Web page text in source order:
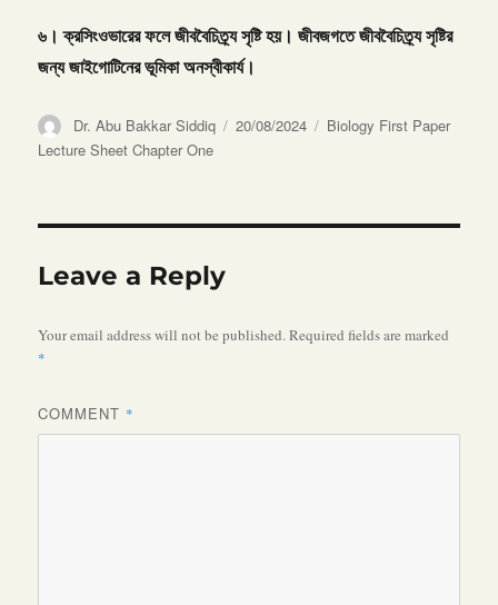
৬। ক্রসিংওভারেরফলেজীববৈচিত্র্যসৃষ্টিহয়। জীবজগতেজীববৈচিত্র্যসৃষ্টির
জন্যজাইগোটিনেরভূমিকাঅনস্বীকার্য।
Author
Dr. Abu Bakkar Siddiq
Posted
20/08/2024 Categories
Biology First Paper
Lecture Sheet Chapter One
Leave a Reply
Your email address will not be published.Required fields are marked
*
COMMENT *